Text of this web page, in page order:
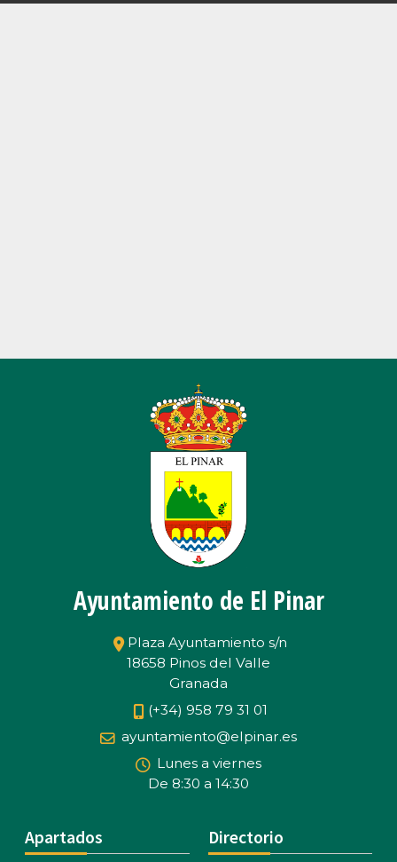
Ayuntamiento de El Pinar
Plaza Ayuntamiento s/n
18658 Pinos del Valle
Granada
(+34) 958 79 31 01
ayuntamiento@elpinar.es
Lunes a viernes
De 8:30 a 14:30
Apartados Directorio